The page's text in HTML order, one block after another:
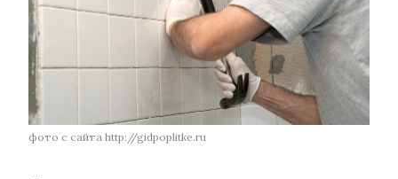
фото с сайта http://gidpoplitke.ru